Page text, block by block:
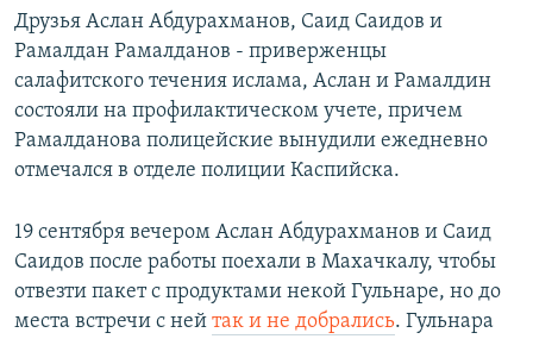
Друзья Аслан Абдурахманов, Саид Саидов и
Рамалдан Рамалданов - приверженцы
салафитского течения ислама, Аслан и Рамалдин
состояли на профилактическом учете, причем
Рамалданова полицейские вынудили ежедневно
отмечался в отделе полиции Каспийска.
19 сентября вечером Аслан Абдурахманов и Саид
Саидов после работы поехали в Махачкалу, чтобы
отвезти пакет с продуктами некой Гульнаре, но до
места встречи с ней так и не добрались. Гульнара